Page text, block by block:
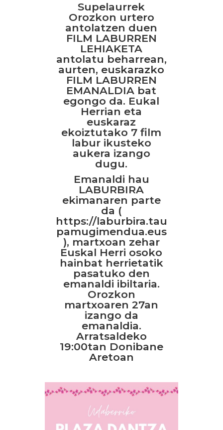
Supelaurrek
Orozkon urtero
antolatzen duen
FILM LABURREN
LEHIAKETA
antolatu beharrean,
aurten, euskarazko
FILM LABURREN
EMANALDIA bat
egongo da. Eukal
Herrian eta
euskaraz
ekoiztutako 7 film
labur ikusteko
aukera izango
dugu.
Emanaldi hau
LABURBIRA
ekimanaren parte
da (
https://laburbira.tau
pamugimendua.eus
), martxoan zehar
Euskal Herri osoko
hainbat herrietatik
pasatuko den
emanaldi ibiltaria.
Orozkon
martxoaren 27an
izango da
emanaldia.
Arratsaldeko
19:00tan Donibane
Aretoan